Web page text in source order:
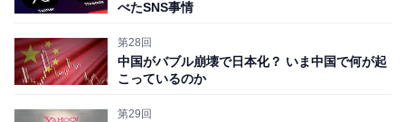
べたSNS事情
第28回
中国がバブル崩壊で日本化？ いま中国で何が起
こっているのか
第29回